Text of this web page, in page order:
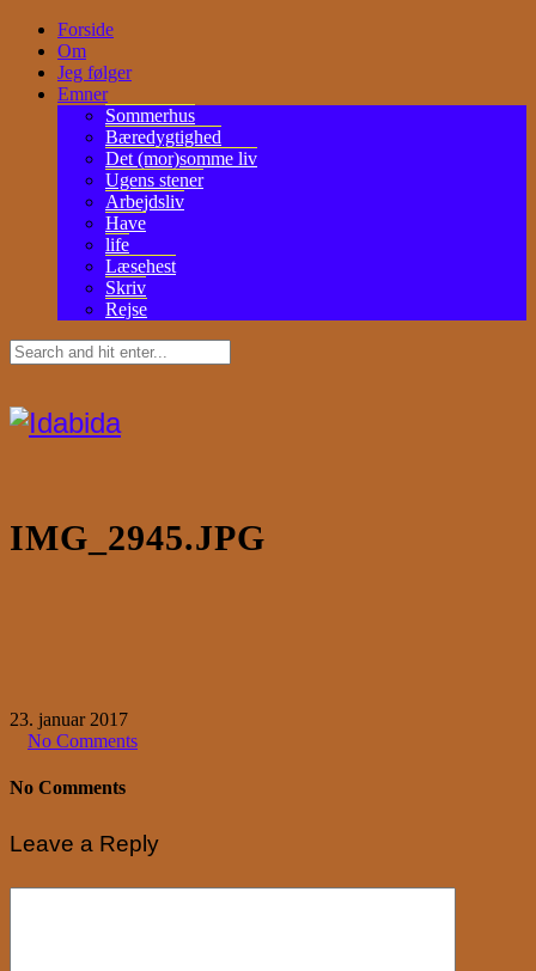
Forside
Om
Jeg følger
Emner
Sommerhus
Bæredygtighed
Det (mor)somme liv
Ugens stener
Arbejdsliv
Have
life
Læsehest
Skriv
Rejse
IMG_2945.JPG
23. januar 2017
No Comments
No Comments
Leave a Reply